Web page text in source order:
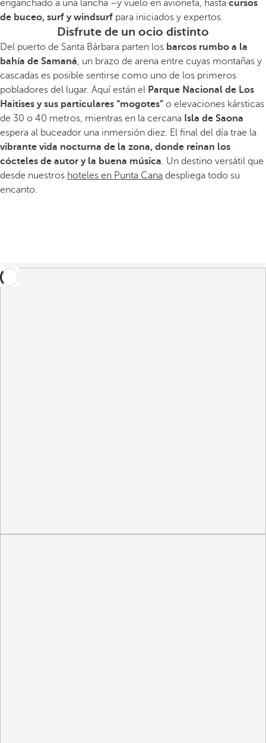
enganchado a una lancha –y vuelo en avioneta, hasta cursos
de buceo, surf y windsurf para iniciados y expertos.
Disfrute de un ocio distinto
Del puerto de Santa Bárbara parten los barcos rumbo a la
bahía de Samaná, un brazo de arena entre cuyas montañas y
cascadas es posible sentirse como uno de los primeros
pobladores del lugar. Aquí están el Parque Nacional de Los
Haitises y sus particulares “mogotes” o elevaciones kársticas
de 30 o 40 metros, mientras en la cercana Isla de Saona
espera al buceador una inmersión diez. El final del día trae la
vibrante vida nocturna de la zona, donde reinan los
cócteles de autor y la buena música. Un destino versátil que
desde nuestros hoteles en Punta Cana despliega todo su
encanto.